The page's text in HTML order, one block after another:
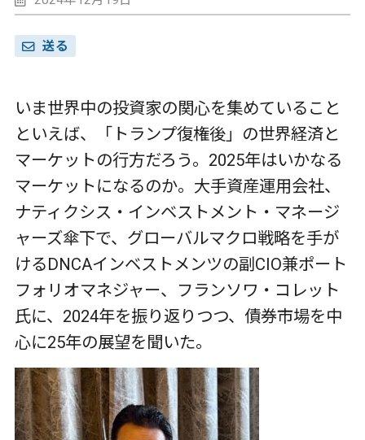
送る
いま世界中の投資家の関心を集めていること
といえば、「トランプ復権後」の世界経済と
マーケットの行方だろう。2025年はいかなる
マーケットになるのか。大手資産運用会社、
ナティクシス・インベストメント・マネージ
ャーズ傘下で、グローバルマクロ戦略を手が
けるDNCAインベストメンツの副 CIO兼ポート
フォリオマネジャー、フランソワ・コレット
氏に、 2024年を振り返りつつ、債券市場を中
心に25年の展望を聞いた。